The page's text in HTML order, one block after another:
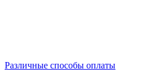
Различные способы оплаты